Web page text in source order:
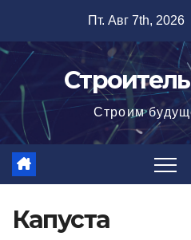
содержимому
Пт. Авг 7th, 2026
Строим
Капуста